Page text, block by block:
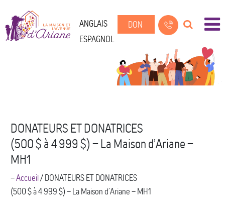
ANGLAIS
ESPAGNOL
DON
DONATEURS ET DONATRICES
(500 $ à 4 999 $) – La Maison d’Ariane –
MH1
--Accueil/DONATEURS ET DONATRICES
(500 $ à 4 999 $) – La Maison d’Ariane – MH1